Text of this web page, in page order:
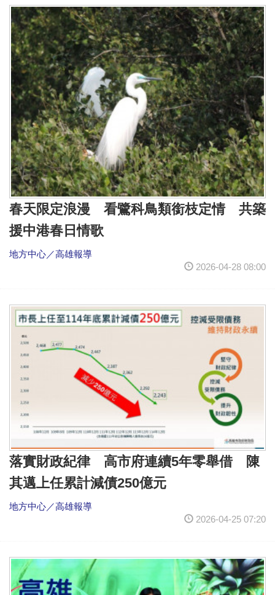
春天限定浪漫 看鷺科鳥類銜枝定情 共築
援中港春日情歌
地方中心／高雄報導
2026-04-28 08:00
落實財政紀律 高市府連續5年零舉借 陳
其邁上任累計減債250億元
地方中心／高雄報導
2026-04-25 07:20